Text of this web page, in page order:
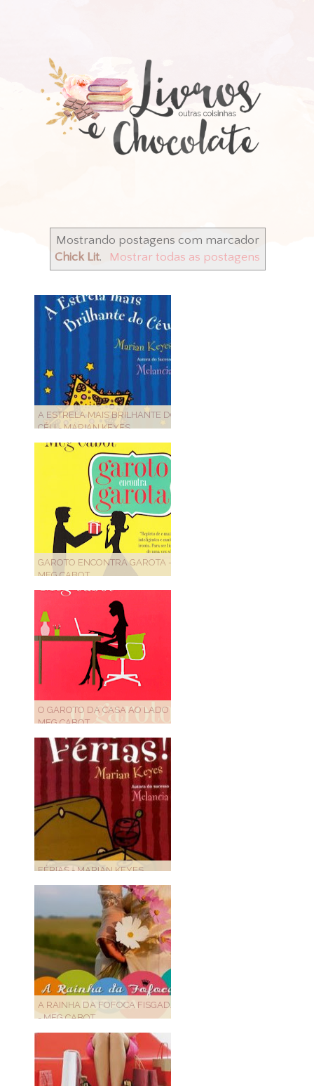
Mostrando postagens com marcador
Chick Lit. Mostrar todas as postagens
A ESTRELA MAIS BRILHANTE DO
CÉU - MARIAN KEYES
GAROTO ENCONTRA GAROTA -
MEG CABOT
O GAROTO DA CASA AO LADO -
MEG CABOT
FÉRIAS - MARIAN KEYES
A RAINHA DA FOFOCA FISGADA
- MEG CABOT